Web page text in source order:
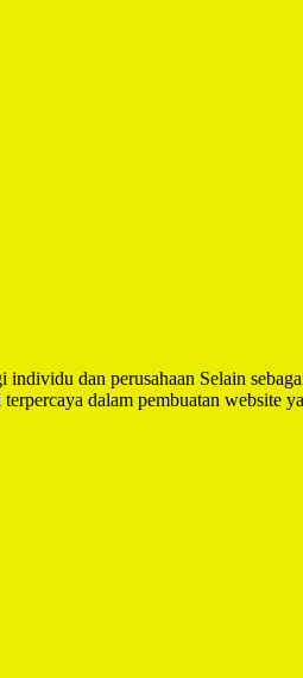
dan perusahaan Selain
dalam pembuatan